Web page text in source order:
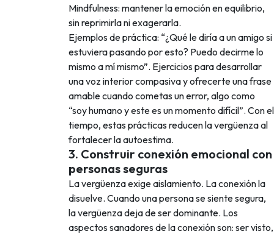
Mindfulness: mantener la emoción en equilibrio,
sin reprimirla ni exagerarla.
Ejemplos de práctica: “¿Qué le diría a un amigo si
estuviera pasando por esto? Puedo decirme lo
mismo a mí mismo”. Ejercicios para desarrollar
una voz interior compasiva y ofrecerte una frase
amable cuando cometas un error, algo como
“soy humano y este es un momento difícil”. Con el
tiempo, estas prácticas reducen la vergüenza al
fortalecer la autoestima.
3. Construir conexión emocional con
personas seguras
La vergüenza exige aislamiento. La conexión la
disuelve. Cuando una persona se siente segura,
la vergüenza deja de ser dominante. Los
aspectos sanadores de la conexión son: ser visto,